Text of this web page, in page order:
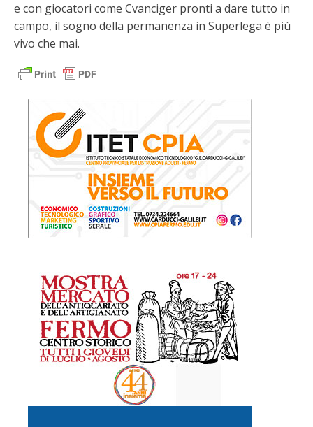
e con giocatori come Cvanciger pronti a dare tutto in
campo, il sogno della permanenza in Superlega è più
vivo che mai.